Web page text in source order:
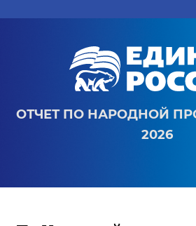
ОТЧЕТ ПО НАРОДНОЙ
2026